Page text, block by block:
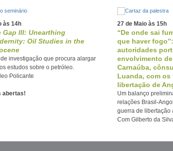
às 14h
Gap III: Unearthing
Oil Studies in the
investigação que procura alargar
estudos sobre o petróleo.
Policante
abertas!
27 de Maio às 15h
“De onde sai
que haver
autoridades
envolvimento
Carnaúba,
Luanda, com
libertação de
Um balanço
relações Brasil-
guerra de libertação
Com Gilberto da